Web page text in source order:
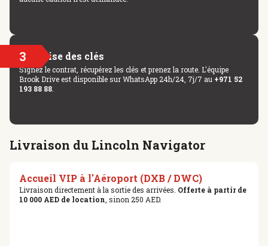
3 Remise des clés
Signez le contrat, récupérez les clés et prenez la route. L'équipe
Brook Drive est disponible sur WhatsApp 24h/24, 7j/7 au +971 52
193 88 88.
Livraison du Lincoln Navigator
Accueil VIP à l'Aéroport (DXB / DWC)
Livraison directement à la sortie des arrivées. Offerte à partir de
10 000 AED de location, sinon 250 AED.